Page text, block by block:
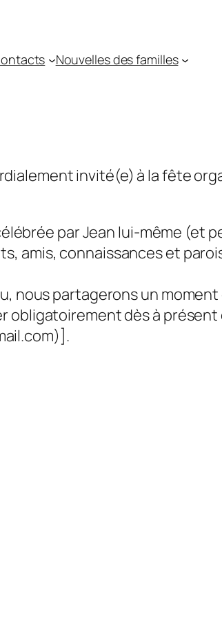
Nouvelles des familles
invité(e) à la fête
par Jean lui-même (et
amis, connaissances et
nous partagerons un
dès à présent